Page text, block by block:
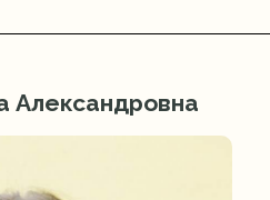
Александровна